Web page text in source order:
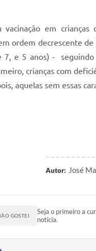
em crianças
ordem decrescente de
7, e 5 anos) - seguindo
crianças com
aquelas sem essas
Autor: José
GOSTEI
Seja o primeiro a
notícia.